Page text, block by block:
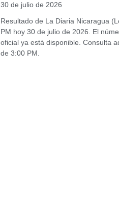
30 de julio de 2026
Resultado de La Diaria Nicaragua
PM hoy 30 de julio de 2026. El
oficial ya está disponible. Consulta
de 3:00 PM.